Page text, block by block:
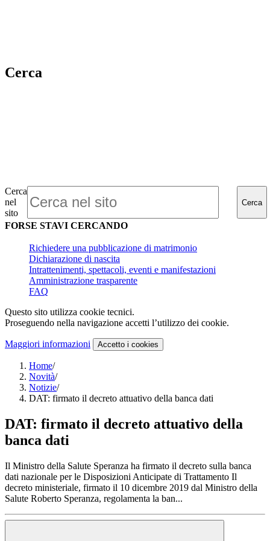
Cerca
Cerca
nel
sito
Cerca
FORSE STAVI CERCANDO
Richiedere una pubblicazione di matrimonio
Dichiarazione di nascita
Intrattenimenti, spettacoli, eventi e manifestazioni
Amministrazione trasparente
FAQ
Questo sito utilizza cookie tecnici.
Proseguendo nella navigazione accetti l’utilizzo dei cookie.
Maggiori informazioni Accetto i cookies
Home/
Novità/
Notizie/
DAT: firmato il decreto attuativo della banca dati
DAT: firmato il decreto attuativo della
banca dati
Il Ministro della Salute Speranza ha firmato il decreto sulla banca
dati nazionale per le Disposizioni Anticipate di Trattamento Il
decreto ministeriale, firmato il 10 dicembre 2019 dal Ministro della
Salute Roberto Speranza, regolamenta la ban...